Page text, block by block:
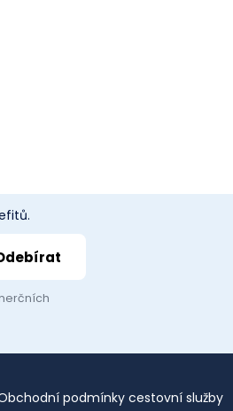
podmínky cestovní služby